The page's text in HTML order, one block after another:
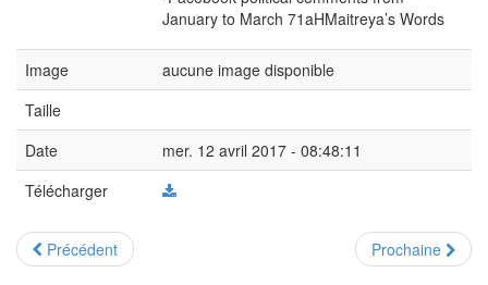
January to March 71aHMaitreya’s Words
Image
aucune image disponible
Taille
Date
mer. 12 avril 2017 - 08:48:11
Télécharger
Précédent Prochaine